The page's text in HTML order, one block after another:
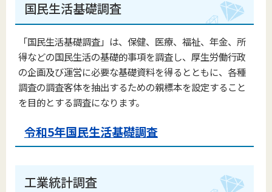
国民生活基礎調査
「国民生活基礎調査」は、保健、医療、福祉、年金、所
得などの国民生活の基礎的事項を調査し、厚生労働行政
の企画及び運営に必要な基礎資料を得るとともに、各種
調査の調査客体を抽出するための親標本を設定すること
を目的とする調査になります。
令和5年国民生活基礎調査
工業統計調査